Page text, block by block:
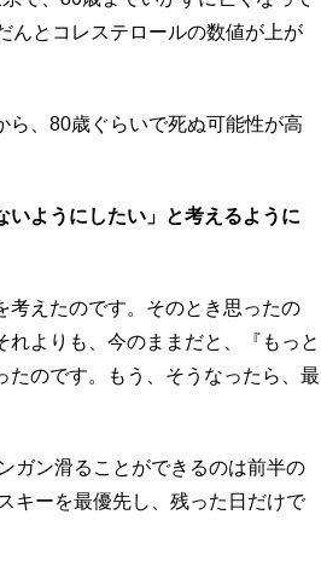
んとコレステロールの数値が上が
ら、80歳ぐらいで死ぬ可能性が高
いようにしたい」と考えるように
考えたのです。そのとき思ったの
よりも、今のままだと、『もっと
たのです。もう、そうなったら、最
ガン滑ることができるのは前半の
キーを最優先し、残った日だけで